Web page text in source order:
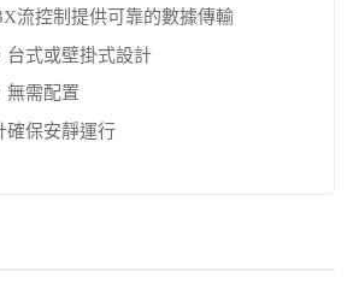
流控制提供可靠的數據傳輸
台式或壁掛式設計
無需配置
確保安靜運行